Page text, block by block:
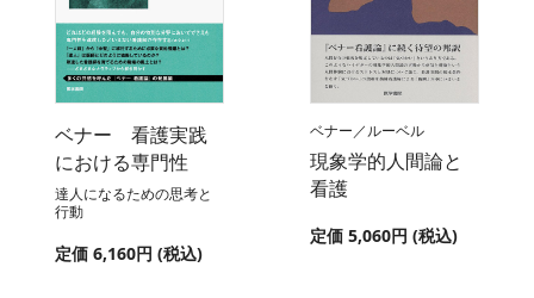
ベナー 看護実践
における専門性
達人になるための思考と
行動
定価 6,160円 (税込)
ベナー／ルーベル
現象学的人間論と
看護
定価 5,060円 (税込)